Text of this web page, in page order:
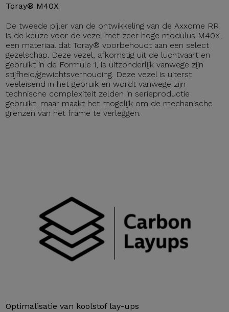
Toray® M40X
De tweede pijler van de ontwikkeling van de Axxome RR
is de keuze voor de vezel met zeer hoge modulus M40X,
een materiaal dat Toray® voorbehoudt aan een select
gezelschap. Deze vezel, afkomstig uit de luchtvaart en
gebruikt in de Formule 1, is uitzonderlijk vanwege zijn
stijfheid/gewichtsverhouding. Deze vezel is uiterst
veeleisend in het gebruik en wordt vanwege zijn
technische complexiteit zelden in serieproductie
gebruikt, maar maakt het mogelijk om de mechanische
grenzen van het frame te verleggen.
Optimalisatie van koolstof lay-ups